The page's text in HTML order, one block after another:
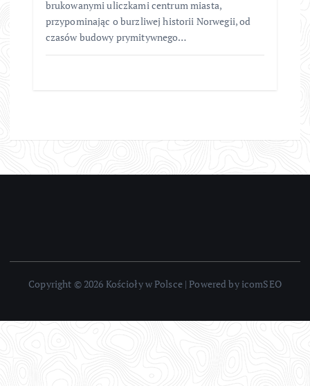
brukowanymi uliczkami centrum miasta,
przypominając o burzliwej historii Norwegii, od
czasów budowy prymitywnego…
Copyright © 2026 Kościoły w Polsce | Powered by icomSEO